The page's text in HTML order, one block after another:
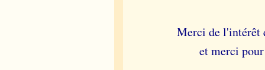
Merci de l'intérêt
et merci